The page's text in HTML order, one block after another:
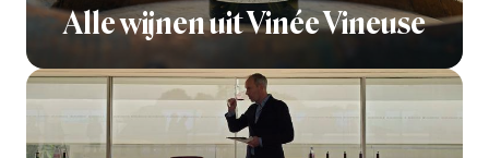
Alle wijnen uit Vinée Vineuse